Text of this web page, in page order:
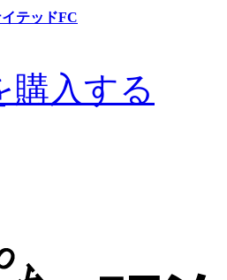
テッドFC
購入する